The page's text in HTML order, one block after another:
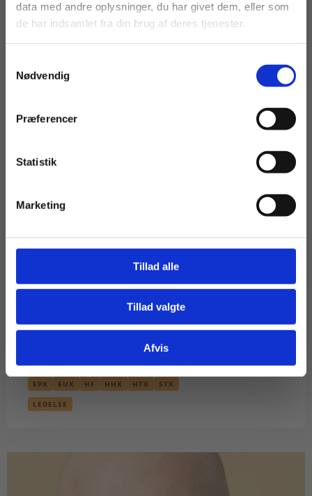
data med andre oplysninger, du har givet dem, eller som
de har indsamlet fra din brug af deres tjenester.
Nødvendig
Præferencer
Statistik
Marketing
Tillad alle
Tillad valgte
Afvis
At lede med både det kolde og det
EPX EUX HF HHX HTX STX
LEDELSE
vist priser inkl.
får vist priser ekskl.
Gå til praxisOnline